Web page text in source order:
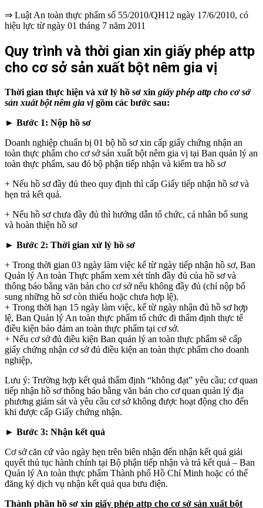
⇒ Luật An toàn thực phẩm số 55/2010/QH12 ngày 17/6/2010, có
hiệu lực từ ngày 01 tháng 7 năm 2011
Quy trình và thời gian xin giấy phép attp
cho cơ sở sản xuất bột nêm gia vị
Thời gian thực hiện và xử lý hồ sơ xin giấy phép attp cho cơ sở
sản xuất bột nêm gia vị gồm các bước sau:
► Bước 1: Nộp hồ sơ
Doanh nghiệp chuẩn bị 01 bộ hồ sơ xin cấp giấy chứng nhận an
toàn thực phẩm cho cơ sở sản xuất bột nêm gia vị tại Ban quản lý an
toàn thực phẩm, sau đó bộ phận tiếp nhận và kiểm tra hồ sơ
+ Nếu hồ sơ đầy đủ theo quy định thì cấp Giấy tiếp nhận hồ sơ và
hẹn trả kết quả.
+ Nếu hồ sơ chưa đầy đủ thì hướng dẫn tổ chức, cá nhân bổ sung
và hoàn thiện hồ sơ
► Bước 2: Thời gian xử lý hồ sơ
+ Trong thời gian 03 ngày làm việc kể từ ngày tiếp nhận hồ sơ, Ban
Quản lý An toàn Thực phẩm xem xét tính đầy đủ của hồ sơ và
thông báo bằng văn bản cho cơ sở nếu không đầy đủ (chỉ nộp bổ
sung những hồ sơ còn thiếu hoặc chưa hợp lệ).
+ Trong thời hạn 15 ngày làm việc, kể từ ngày nhận đủ hồ sơ hợp
lệ, Ban Quản lý An toàn thực phẩm tổ chức đi thẩm định thực tế
điều kiện bảo đảm an toàn thực phẩm tại cơ sở.
+ Nếu cơ sở đủ điều kiện Ban quản lý an toàn thực phẩm sẽ cấp
giấy chứng nhận cơ sở đủ điều kiện an toàn thực phẩm cho doanh
nghiệp,
Lưu ý: Trường hợp kết quả thẩm định “không đạt” yêu cầu; cơ quan
tiếp nhận hồ sơ thông báo bằng văn bản cho cơ quan quản lý địa
phương giám sát và yêu cầu cơ sở không được hoạt động cho đến
khi được cấp Giấy chứng nhận.
► Bước 3: Nhận kết quả
Cơ sở căn cứ vào ngày hẹn trên biên nhận đến nhận kết quả giải
quyết thủ tục hành chính tại Bộ phận tiếp nhận và trả kết quả – Ban
Quản lý An toàn thực phẩm Thành phố Hồ Chí Minh hoặc có thể
đăng ký dịch vụ nhận kết quả qua bưu điện.
Thành phần hồ sơ xin giấy phép attp cho cơ sở sản xuất bột